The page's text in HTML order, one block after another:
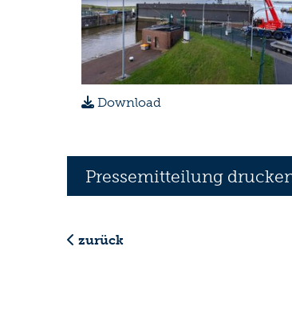
Download
Pressemitteilung
zurück